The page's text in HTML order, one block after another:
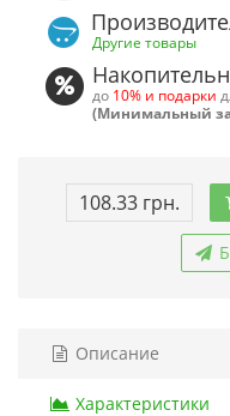
Другие товары
до 10% и подарки
(Минимальный
108.33 грн.
Описание
Характеристики